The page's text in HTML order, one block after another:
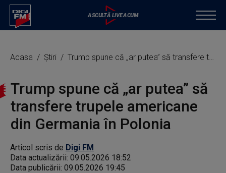
Acasa Știri Trump spune că „ar putea” să transfere trupele americane din Germania în Polonia
Trump spune că „ar putea” să
transfere trupele americane
din Germania în Polonia
Articol scris de Digi FM
Data actualizării: 09.05.2026 18:52
Data publicării: 09.05.2026 19:45